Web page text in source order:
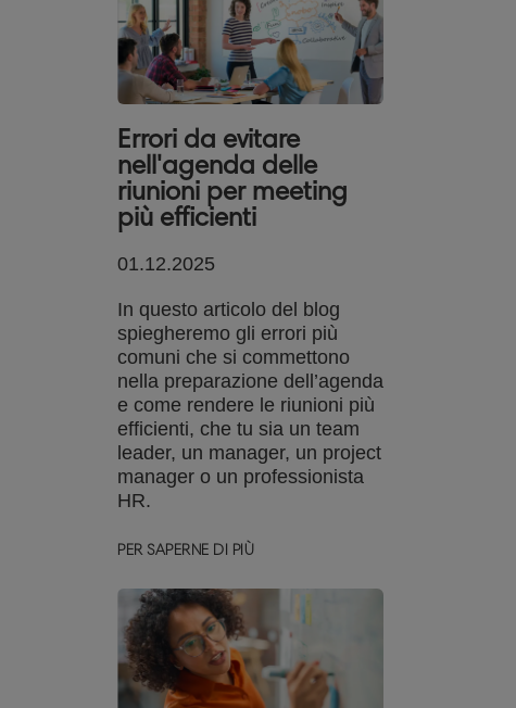
Errori da evitare
nell'agenda delle
riunioni per meeting
più efficienti
01.12.2025
In questo articolo del blog
spiegheremo gli errori più
comuni che si commettono
nella preparazione dell’agenda
e come rendere le riunioni più
efficienti, che tu sia un team
leader, un manager, un project
manager o un professionista
HR.
PER SAPERNE DI PIÙ